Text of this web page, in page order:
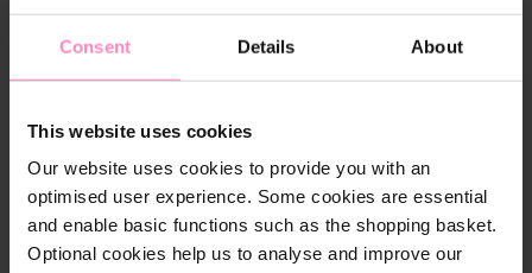
Consent Details About
This website uses cookies
Our website uses cookies to provide you with an
optimised user experience. Some cookies are essential
and enable basic functions such as the shopping basket.
Optional cookies help us to analyse and improve our